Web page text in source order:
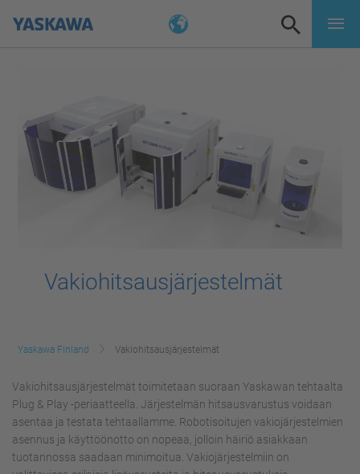
Vakiohitsausjärjestelmät
Yaskawa Finland Vakiohitsausjärjestelmät
Vakiohitsausjärjestelmät toimitetaan suoraan Yaskawan tehtaalta
Plug & Play -periaatteella. Järjestelmän hitsausvarustus voidaan
asentaa ja testata tehtaallamme. Robotisoitujen vakiojärjestelmien
asennus ja käyttöönotto on nopeaa, jolloin häiriö asiakkaan
tuotannossa saadaan minimoitua. Vakiojärjestelmiin on